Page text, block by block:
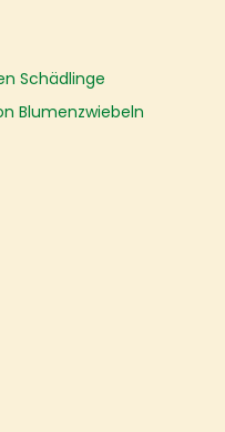
Schädlinge
Blumenzwiebeln